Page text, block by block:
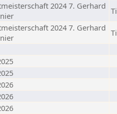
2024 7. Gerhard
2024 7. Gerhard